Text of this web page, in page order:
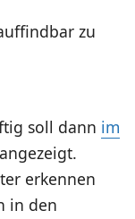
zu
soll dann im
erkennen
in den